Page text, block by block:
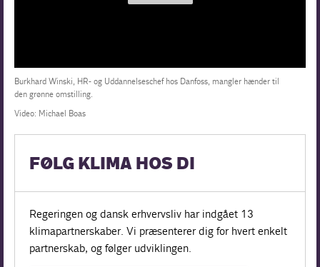
Burkhard Winski, HR- og Uddannelseschef hos Danfoss, mangler hænder til
den grønne omstilling.
Video: Michael Boas
FØLG KLIMA HOS DI
Regeringen og dansk erhvervsliv har indgået 13
klimapartnerskaber. Vi præsenterer dig for hvert enkelt
partnerskab, og følger udviklingen.